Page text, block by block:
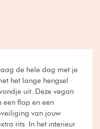
de hele dag met je
het lange hengsel
uit. Deze vegan
een flap en een
van jouw
rits. In het interieur